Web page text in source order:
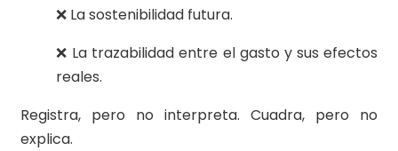
❌ La sostenibilidad futura.
❌ La trazabilidad entre el gasto y sus efectos
reales.
Registra, pero no interpreta. Cuadra, pero no
explica.